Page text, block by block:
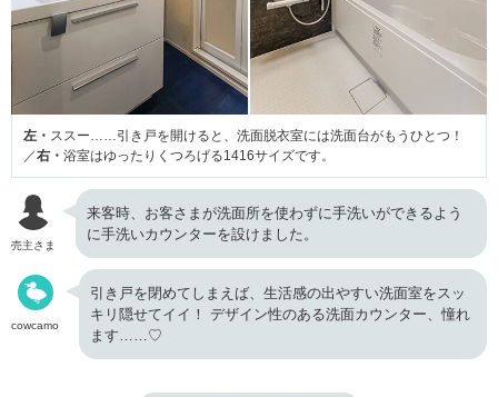
左・ ススー……引き戸を開けると、洗面脱衣室には洗面台がもうひとつ！
／右・ 浴室はゆったりくつろげる1416サイズです。
売主さま
来客時、お客さまが洗面所を使わずに手洗いができるよう
に手洗いカウンターを設けました。
cowcamo
引き戸を閉めてしまえば、生活感の出やすい洗面室をスッ
キリ隠せてイイ！ デザイン性のある洗面カウンター、憧れ
ます……♡